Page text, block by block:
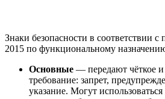
Знаки безопасности в соответствии
2015 по функциональному
Основные — передают чёткое и
требование: запрет,
указание. Могут